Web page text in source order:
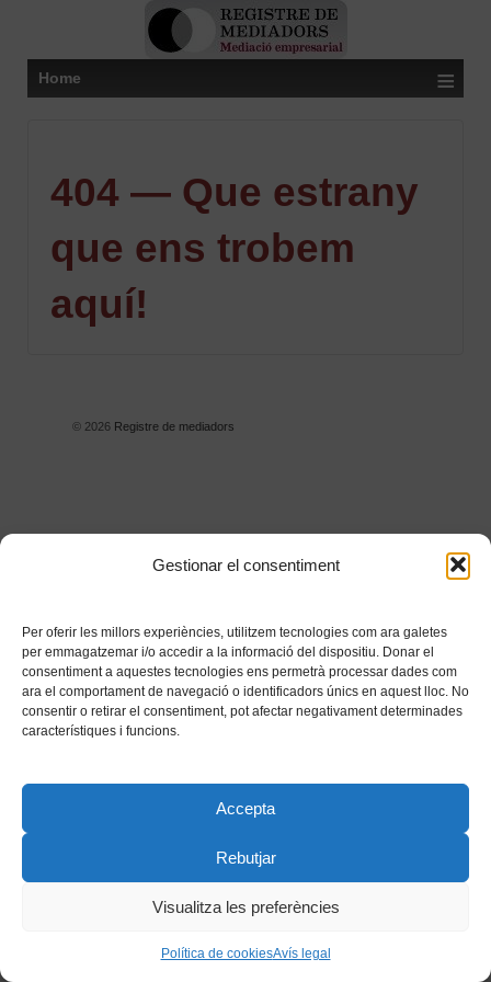
Gestionar el consentiment
Per oferir les millors experiències, utilitzem tecnologies com ara galetes
per emmagatzemar i/o accedir a la informació del dispositiu. Donar el
consentiment a aquestes tecnologies ens permetrà processar dades com
ara el comportament de navegació o identificadors únics en aquest lloc. No
consentir o retirar el consentiment, pot afectar negativament determinades
característiques i funcions.
Accepta
Rebutjar
Visualitza les preferències
Política de cookiesAvís legal
Home ≡
404 — Que estrany
que ens trobem
aquí!
© 2026Registre de mediadors